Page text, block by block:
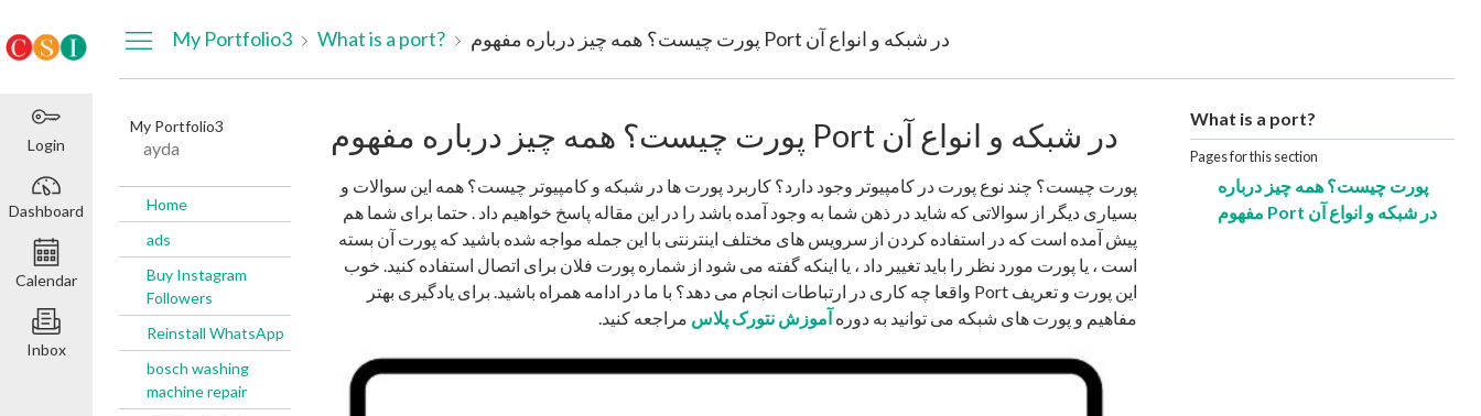
Login
Dashboard
Calendar
Inbox
My Portfolio3 What is a port? پورت چیست؟ همه چیز درباره مفهوم Port در شبکه و انواع آن
My Portfolio3
ayda
Home
ads
Buy Instagram
Followers
Reinstall WhatsApp
bosch washing
machine repair
پورت چیست؟ همه چیز درباره مفهوم Port در شبکه و انواع آن
پورت چیست؟ چند نوع پورت در کامپیوتر وجود دارد؟ کاربرد پورت ها در شبکه و کامپیوتر چیست؟ همه این سوالات و
بسیاری دیگر از سوالاتی که شاید در ذهن شما به وجود آمده باشد را در این مقاله پاسخ خواهیم داد . حتما برای شما هم
پیش آمده است که در استفاده کردن از سرویس های مختلف اینترنتی با این جمله مواجه شده باشید که پورت آن بسته
است ، یا پورت مورد نظر را باید تغییر داد ، یا اینکه گفته می شود از شماره پورت فلان برای اتصال استفاده کنید. خوب
این پورت و تعریف Port واقعا چه کاری در ارتباطات انجام می دهد؟ با ما در ادامه همراه باشید. برای یادگیری بهتر
مفاهیم و پورت های شبکه می توانید به دوره آموزش نتورک پلاس مراجعه کنید.
What is a port?
Pages for this section
پورت چیست؟ همه چیز درباره
مفهوم Port در شبکه و انواع آن